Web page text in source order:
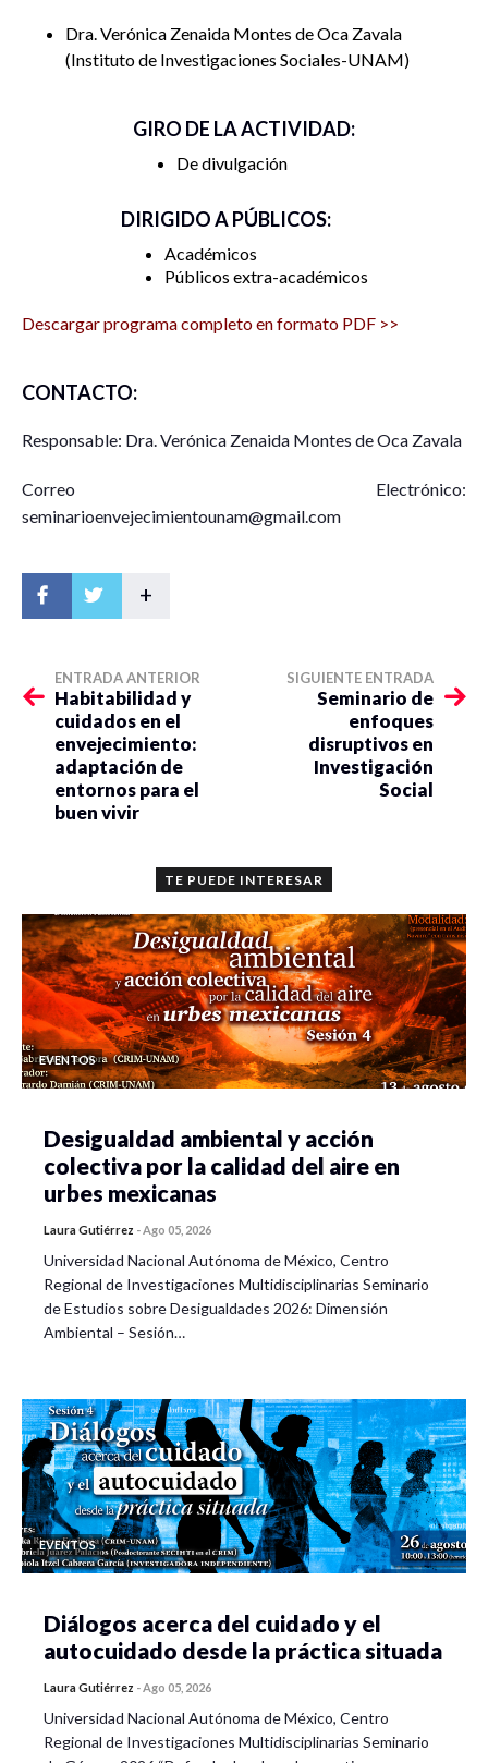
comentarios
Valentina Lopez Zaldivar, Licenciatura en Desarrollo y
Gestión Interculturales, Facultad de Filosofía y Letras,
Territorial e Identidad Biocultural,
campus Cuetzalan.
Interdisciplinario sobre Envejecimiento y Vejez (SUIEV),
12:30 a 12:50 Ronda de intercambio con el público.
12:50 a 13:00. Comentarios finales y cierre.
Dra. Verónica Zenaida Montes de Oca Zavala
Instituto de Investigaciones Sociales-UNAM
GIRO DE LA ACTIVIDAD:
De divulgación
DIRIGIDO A PÚBLICOS:
Académicos
Públicos extra-académicos
Descargar programa completo en formato PDF >>
CONTACTO:
Responsable: Dra. Verónica Zenaida Montes de Oca Zavala
Correo Electrónico:
seminarioenvejecimientounam@gmail.com
+
ENTRADA ANTERIOR
Habitabilidad y
cuidados en el
envejecimiento:
adaptación de
entornos para el
buen vivir
SIGUIENTE ENTRADA
Seminario de
enfoques
disruptivos en
Investigación
Social
TE PUEDE INTERESAR
EVENTOS
Desigualdad ambiental y acción
colectiva por la calidad del aire en
urbes mexicanas
Laura Gutiérrez -Ago 05, 2026
Universidad Nacional Autónoma de México, Centro
Regional de Investigaciones Multidisciplinarias Seminario
de Estudios sobre Desigualdades 2026: Dimensión
Ambiental – Sesión…
EVENTOS
Diálogos acerca del cuidado y el
autocuidado desde la práctica situada
Laura Gutiérrez -Ago 05, 2026
Universidad Nacional Autónoma de México, Centro
Regional de Investigaciones Multidisciplinarias Seminario